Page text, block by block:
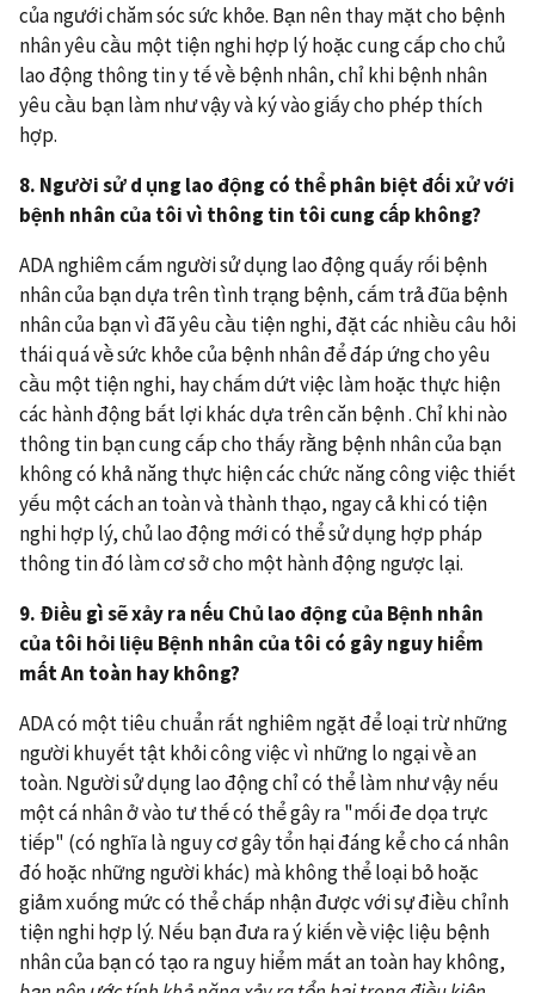
của ngưới chăm sóc sức khỏe. Bạn nên thay mặt cho bệnh
nhân yêu cầu một tiện nghi hợp lý hoặc cung cấp cho chủ
lao động thông tin y tế về bệnh nhân, chỉ khi bệnh nhân
yêu cầu bạn làm như vậy và ký vào giấy cho phép thích
hợp.
8. Người sử d ụng lao động có thể phân biệt đối xử với
bệnh nhân của tôi vì thông tin tôi cung cấp không?
ADA nghiêm cấm người sử dụng lao động quấy rối bệnh
nhân của bạn dựa trên tình trạng bệnh, cấm trả đũa bệnh
nhân của bạn vì đã yêu cầu tiện nghi, đặt các nhiều câu hỏi
thái quá về sức khỏe của bệnh nhân để đáp ứng cho yêu
cầu một tiện nghi, hay chấm dứt việc làm hoặc thực hiện
các hành động bất lợi khác dựa trên căn bệnh . Chỉ khi nào
thông tin bạn cung cấp cho thấy rằng bệnh nhân của bạn
không có khả năng thực hiện các chức năng công việc thiết
yếu một cách an toàn và thành thạo, ngay cả khi có tiện
nghi hợp lý, chủ lao động mới có thể sử dụng hợp pháp
thông tin đó làm cơ sở cho một hành động ngược lại.
9. Điều gì sẽ xảy ra nếu Chủ lao động của Bệnh nhân
của tôi hỏi liệu Bệnh nhân của tôi có gây nguy hiểm
mất An toàn hay không?
ADA có một tiêu chuẩn rất nghiêm ngặt để loại trừ những
người khuyết tật khỏi công việc vì những lo ngại về an
toàn. Người sử dụng lao động chỉ có thể làm như vậy nếu
một cá nhân ở vào tư thế có thể gây ra "mối đe dọa trực
tiếp" (có nghĩa là nguy cơ gây tổn hại đáng kể cho cá nhân
đó hoặc những người khác) mà không thể loại bỏ hoặc
giảm xuống mức có thể chấp nhận được với sự điều chỉnh
tiện nghi hợp lý. Nếu bạn đưa ra ý kiến về việc liệu bệnh
nhân của bạn có tạo ra nguy hiểm mất an toàn hay không,